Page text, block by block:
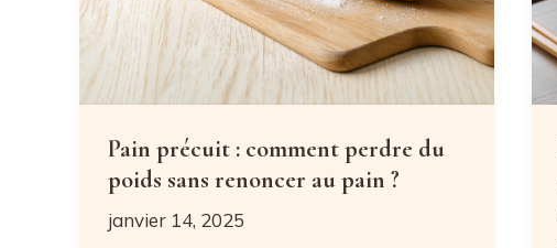
Pain précuit : comment perdre du
poids sans renoncer au pain ?
janvier 14, 2025